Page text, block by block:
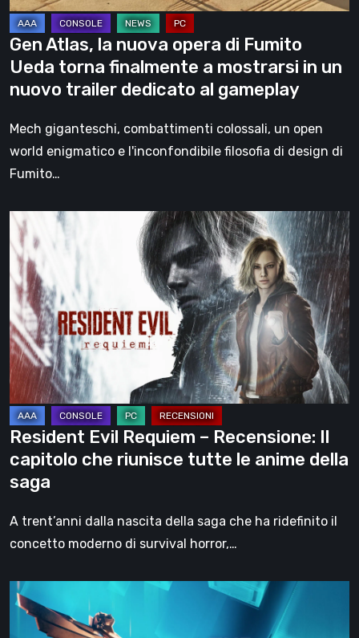
torna
finalmente
a
mostrarsi
in
un
nuovo
trailer
al
gameplay
Gen Atlas, la nuova opera di Fumito
Ueda torna finalmente a mostrarsi in un
nuovo trailer dedicato al gameplay
Mech giganteschi, combattimenti colossali, un open
world enigmatico e l'inconfondibile filosofia di design di
Fumito…
Resident
Evil
Requiem
–
Recensione:
Il
capitolo
che
riunisce
tutte
le
anime
della
saga
Resident Evil Requiem – Recensione: Il
capitolo che riunisce tutte le anime della
saga
A trent’anni dalla nascita della saga che ha ridefinito il
concetto moderno di survival horror,…
The
Game